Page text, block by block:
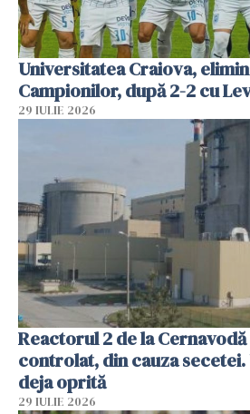
Universitatea Craiova,
Campionilor, după 2-2 cu
29 IULIE 2026
Reactorul 2 de la
controlat, din cauza secetei.
deja oprită
29 IULIE 2026